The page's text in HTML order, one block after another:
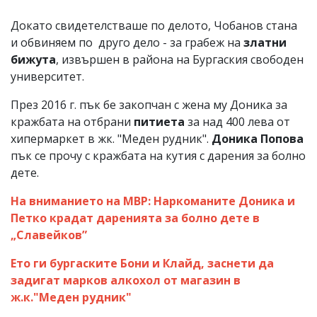
Докато свидетелстваше по делото, Чобанов стана
и обвиняем по друго дело - за грабеж на златни
бижута, извършен в района на Бургаския свободен
университет.
През 2016 г. пък бе закопчан с жена му Доника за
кражбата на отбрани питиета за над 400 лева от
хипермаркет в жк. "Меден рудник". Доника Попова
пък се прочу с кражбата на кутия с дарения за болно
дете.
На вниманието на МВР: Наркоманите Доника и
Петко крадат даренията за болно дете в
„Славейков”
Ето ги бургаските Бони и Клайд, заснети да
задигат марков алкохол от магазин в
ж.к."Меден рудник"